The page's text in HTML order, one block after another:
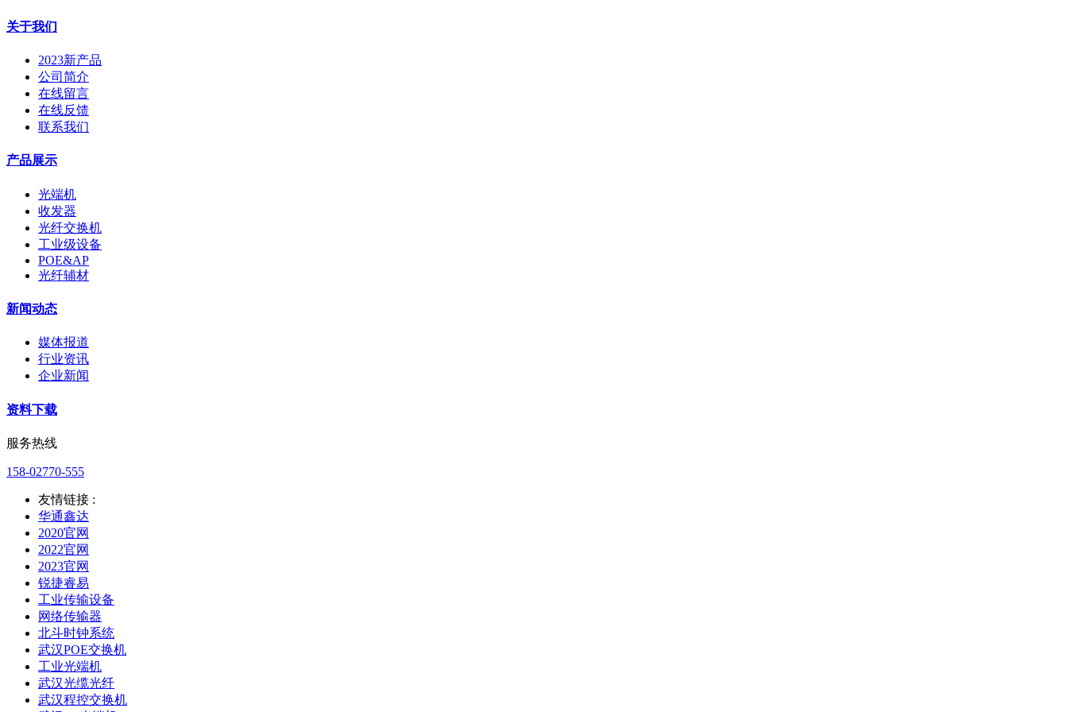
关于我们
2023新产品
公司简介
在线留言
在线反馈
联系我们
产品展示
光端机
收发器
光纤交换机
工业级设备
POE&AP
光纤辅材
新闻动态
媒体报道
行业资讯
企业新闻
资料下载
服务热线
158-02770-555
友情链接 :
华通鑫达
2020官网
2022官网
2023官网
锐捷睿易
工业传输设备
网络传输器
北斗时钟系统
武汉POE交换机
工业光端机
武汉光缆光纤
武汉程控交换机